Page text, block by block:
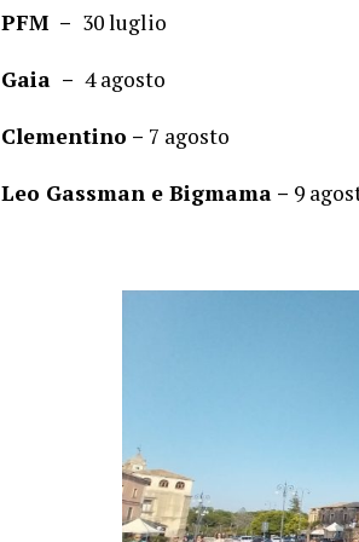
PFM – 30 luglio
Gaia – 4 agosto
Clementino – 7 agosto
Leo Gassman e Bigmama – 9